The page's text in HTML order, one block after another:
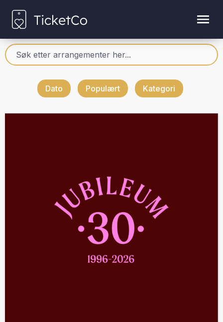
Dato Populært Kategori